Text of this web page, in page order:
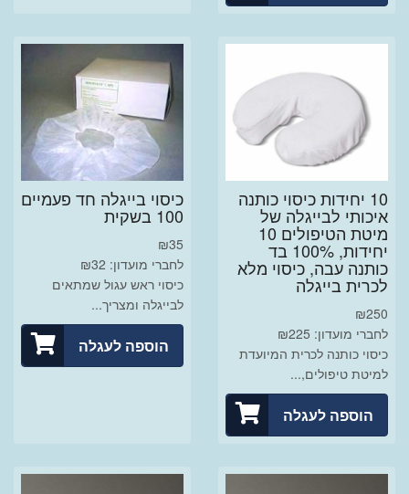
10 יחידות כיסוי כותנה
איכותי לבייגלה של
מיטת הטיפולים 10
יחידות, 100% בד
כותנה עבה, כיסוי מלא
לכרית בייגלה
₪250
לחברי מועדון: ₪225
כיסוי כותנה לכרית המיועדת
למיטת טיפולים,...
הוספה לעגלה
כיסוי בייגלה חד פעמיים
100 בשקית
₪35
לחברי מועדון: ₪32
כיסוי ראש עגול שמתאים
לבייגלה ומצריך...
הוספה לעגלה